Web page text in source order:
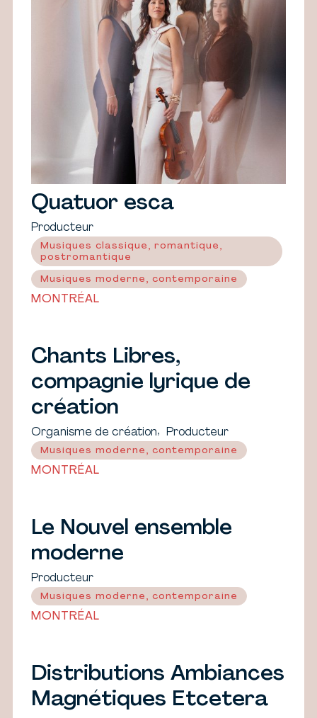
Quatuor esca
Producteur
Musiques classique, romantique,
postromantique
Musiques moderne, contemporaine
MONTRÉAL
Chants Libres,
compagnie lyrique de
création
Organisme de création, Producteur
Musiques moderne, contemporaine
MONTRÉAL
Le Nouvel ensemble
moderne
Producteur
Musiques moderne, contemporaine
MONTRÉAL
Distributions Ambiances
Magnétiques Etcetera